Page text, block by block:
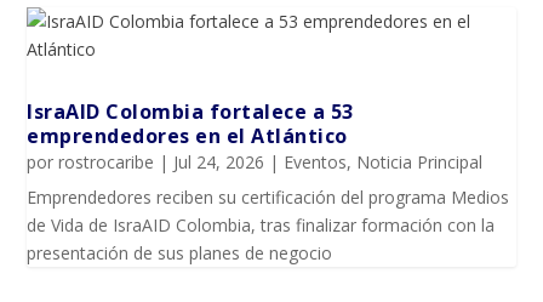
IsraAID Colombia fortalece a 53
emprendedores en el Atlántico
porrostrocaribe | Jul 24, 2026 | Eventos, Noticia Principal
Emprendedores reciben su certificación del programa Medios
de Vida de IsraAID Colombia, tras finalizar formación con la
presentación de sus planes de negocio